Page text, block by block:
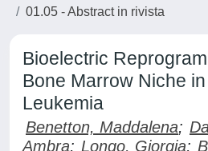
01.05 - Abstract in rivista
Bioelectric
Bone Marrow Niche
Leukemia
Benetton, Maddalena;
Ambra; Longo, Giorgia;